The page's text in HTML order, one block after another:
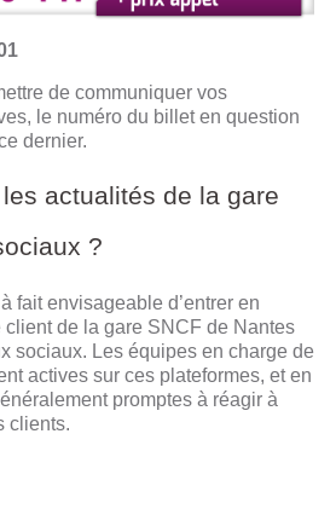
de communiquer vos
le numéro du billet en question
dernier.
actualités de la gare
?
fait envisageable d’entrer en
de la gare SNCF de Nantes
sociaux. Les équipes en charge de
actives sur ces plateformes, et en
promptes à réagir à
clients.